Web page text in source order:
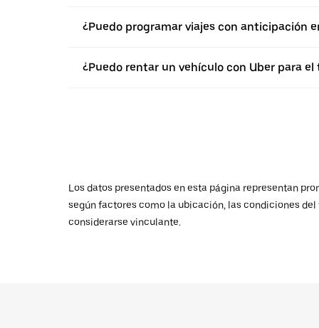
¿Puedo programar viajes con anticipación
¿Puedo rentar un vehículo con Uber para
Los datos presentados en esta página representan
según factores como la ubicación, las condiciones
considerarse vinculante.